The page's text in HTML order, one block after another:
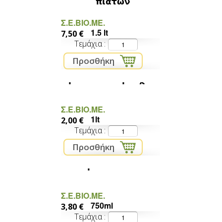
Σ.Ε.ΒΙΟ.ΜΕ.
7,50 € 1.5 lt
Τεμάχια
Σ.Ε.ΒΙΟ.ΜΕ.
2,00 € 1lt
Τεμάχια
Σ.Ε.ΒΙΟ.ΜΕ.
3,80 € 750ml
Τεμάχια